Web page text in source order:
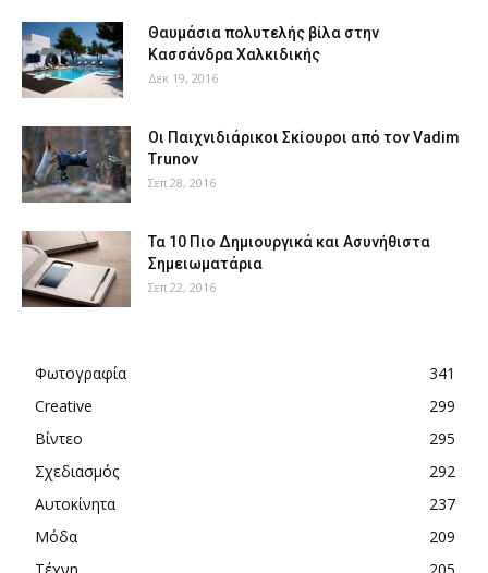
Θαυμάσια πολυτελής βίλα στην
Κασσάνδρα Χαλκιδικής
Δεκ 19, 2016
Οι Παιχνιδιάρικοι Σκίουροι από τον Vadim
Trunov
Σεπ 28, 2016
Τα 10 Πιο Δημιουργικά και Ασυνήθιστα
Σημειωματάρια
Σεπ 22, 2016
Φωτογραφία
341
Creative
299
Βίντεο
295
Σχεδιασμός
292
Αυτοκίνητα
237
Μόδα
209